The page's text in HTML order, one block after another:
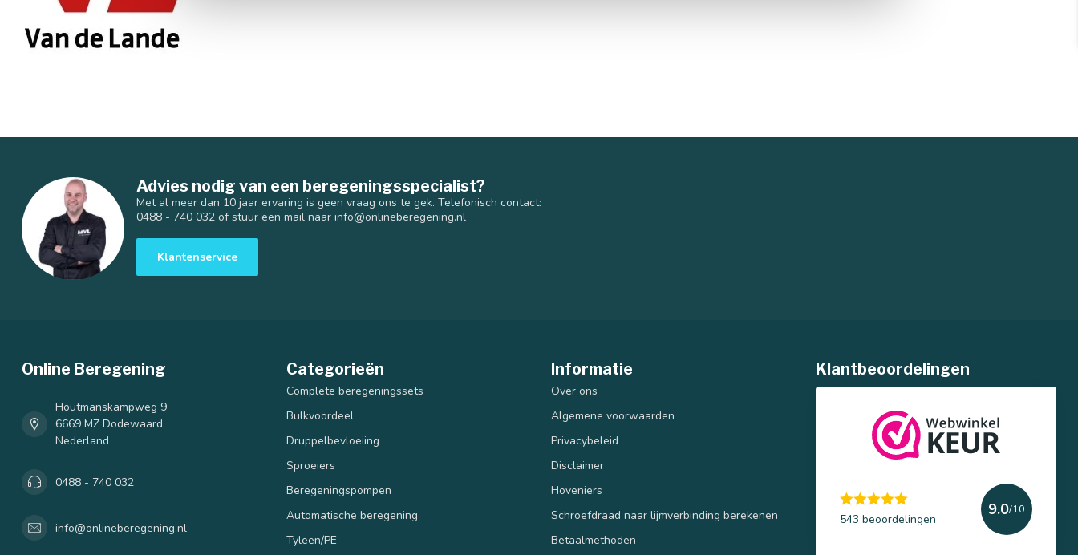
Advies nodig van een beregeningsspecialist?
Met al meer dan 10 jaar ervaring is geen vraag ons te gek. Telefonisch contact:
0488 - 740 032 of stuur een mail naar info@onlineberegening.nl
Klantenservice
Online Beregening
Houtmanskampweg 9
6669 MZ Dodewaard
Nederland
0488 - 740 032
info@onlineberegening.nl
Categorieën
Complete beregeningssets
Bulkvoordeel
Druppelbevloeiing
Sproeiers
Beregeningspompen
Automatische beregening
Tyleen/PE
Informatie
Over ons
Algemene voorwaarden
Privacybeleid
Disclaimer
Hoveniers
Schroefdraad naar lijmverbinding berekenen
Betaalmethoden
Klantbeoordelingen
543 beoordelingen
9.0/10